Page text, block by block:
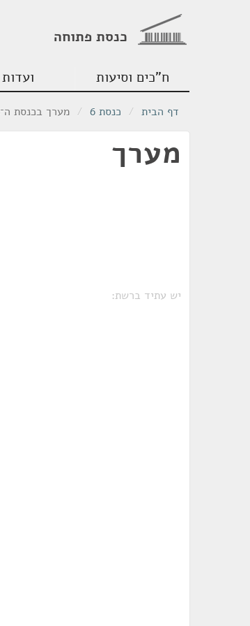
כנסת פתוחה
ח"כים וסיעות ועדות
דף הבית / כנסת 6 / מערך בכנסת ה־6
מערך
יש עתיד ברשת: